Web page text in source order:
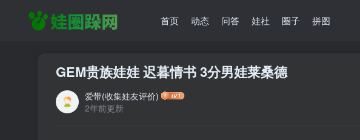
首页 动态 问答 娃社 圈子 拼图
GEM贵族娃娃 迟暮情书 3分男娃莱桑德
爱带(收集娃友评价)
2年前更新